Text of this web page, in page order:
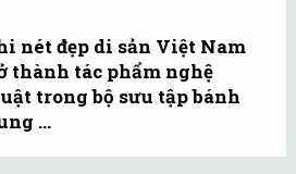
nét đẹp di sản Việt Nam
thành tác phẩm nghệ
trong bộ sưu tập bánh
...